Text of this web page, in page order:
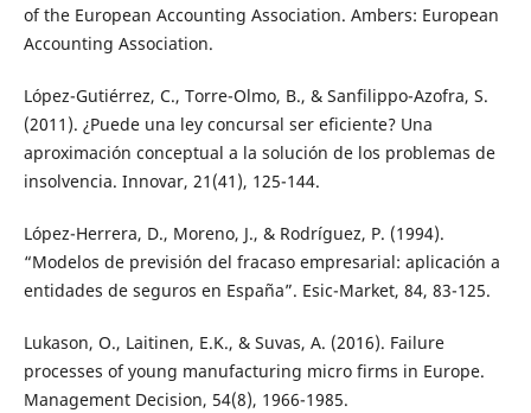
of the European Accounting Association. Ambers: European
Accounting Association.
López-Gutiérrez, C., Torre-Olmo, B., & Sanfilippo-Azofra, S.
(2011). ¿Puede una ley concursal ser eficiente? Una
aproximación conceptual a la solución de los problemas de
insolvencia. Innovar, 21(41), 125-144.
López-Herrera, D., Moreno, J., & Rodríguez, P. (1994).
“Modelos de previsión del fracaso empresarial: aplicación a
entidades de seguros en España”. Esic-Market, 84, 83-125.
Lukason, O., Laitinen, E.K., & Suvas, A. (2016). Failure
processes of young manufacturing micro firms in Europe.
Management Decision, 54(8), 1966-1985.